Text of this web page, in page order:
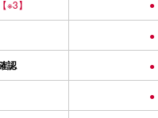
【※3】 ●
●
認 ●
●